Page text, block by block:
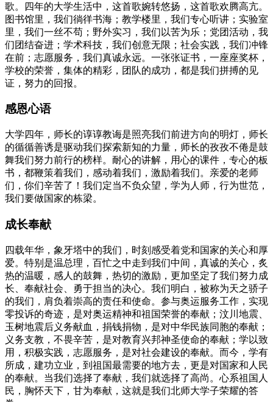
歌。四年的大学生活中，这首歌婉转悠扬，这首歌欢腾高亢。
图书馆里，我们徜徉书海；教学楼里，我们专心听讲；实验室
里，我们一丝不苟；野外实习，我们以苦为乐；党团活动，我
们团结奋进；学术科技，我们创意无限；社会实践，我们冲锋
在前；志愿服务，我们真诚永远。一张张证书，一座座奖杯，
学校的荣誉，集体的精彩，团队的成功，都是我们拼搏的见
证，努力的回报。
感恩心语
大学四年，师长的谆谆教诲是照亮我们前进方向的明灯，师长
的循循善诱是驱动我们探索新知的力量，师长的孜孜不倦是鼓
舞我们努力前行的榜样。耐心的讲解，用心的课件，专心的板
书，都鞭策着我们，感动着我们，激励着我们。亲爱的老师
们，你们辛苦了！我们定当不负众望，学为人师，行为世范，
我们要做国家的栋梁。
成长奉献
四载年华，象牙塔中的我们，时刻感受着党和国家的关心和厚
爱。特别是温总理，百忙之中走到我们中间，真诚的关心，炙
热的温暖，感人的鼓舞，热切的激励，更加坚定了我们努力成
长、奉献社会、勇于担当的决心。我们明白，被称为天之骄子
的我们，肩负着崇高的责任和使命。参与奥运服务工作，实现
零投诉的奇迹，是对奥运精神和祖国荣誉的奉献；汶川地震、
玉树地震后义务献血，捐钱捐物，是对中华民族同胞的奉献；
义务支教，不畏辛苦，是对教育兴邦神圣使命的奉献；学以致
用，积极实践，志愿服务，是对社会建设的奉献。而今，学有
所成，建功立业，到祖国最需要的地方去，更是对国家和人民
的奉献。当我们选择了奉献，我们就选择了高尚。心系祖国人
民，胸怀天下，甘为奉献，这就是我们北师大学子荣耀的答